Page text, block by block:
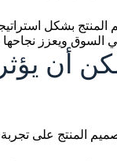
بشكل
السوق ويعزز نجاحها
أن
المنتج على